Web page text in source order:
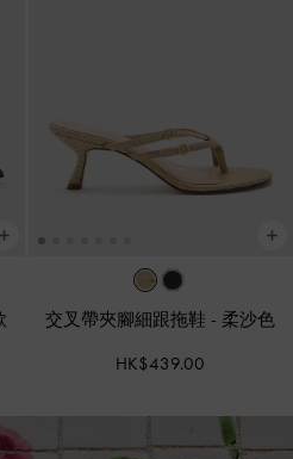
交叉帶夾腳細跟拖鞋 - 柔沙色
HK$439.00